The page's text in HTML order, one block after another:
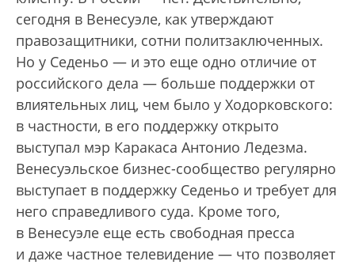
сегодня в Венесуэле, как утверждают
правозащитники, сотни политзаключенных.
Но у Седеньо — и это еще одно отличие от
российского дела — больше поддержки от
влиятельных лиц, чем было у Ходорковского:
в частности, в его поддержку открыто
выступал мэр Каракаса Антонио Ледезма.
Венесуэльское бизнес-сообщество регулярно
выступает в поддержку Седеньо и требует для
него справедливого суда. Кроме того,
в Венесуэле еще есть свободная пресса
и даже частное телевидение — что позволяет